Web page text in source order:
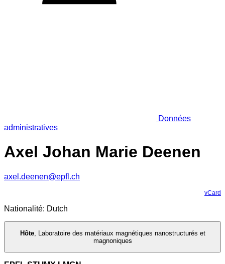
Données
administratives
Axel Johan Marie Deenen
axel.deenen@epfl.ch
vCard
Nationalité: Dutch
Hôte, Laboratoire des matériaux magnétiques nanostructurés et
magnoniques